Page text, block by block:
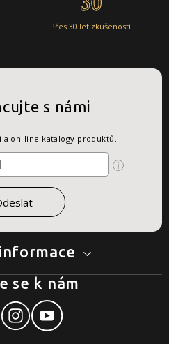
Přes 30 let zkušeností
s námi
on-line katalogy produktů.
se k nám